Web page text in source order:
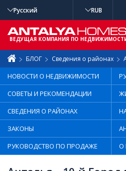
БЛОГ Сведения о районах
НОВОСТИ О НЕДВИЖИМОСТИ
СОВЕТЫ И РЕКОМЕНДАЦИИ
СВЕДЕНИЯ О РАЙОНАХ
ЗАКОНЫ
РУКОВОДСТВО ПО ПРОДАЖЕ
О
Русский RUB
ВЕДУЩАЯ КОМПАНИЯ ПО
РАСШИРЕННЫ
Й ПОИСК